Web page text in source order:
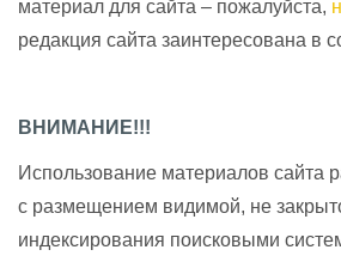
материал для сайта – пожалуйста,
редакция сайта заинтересована в
ВНИМАНИЕ!!!
Использование материалов сайта
с размещением видимой, не
индексирования поисковыми